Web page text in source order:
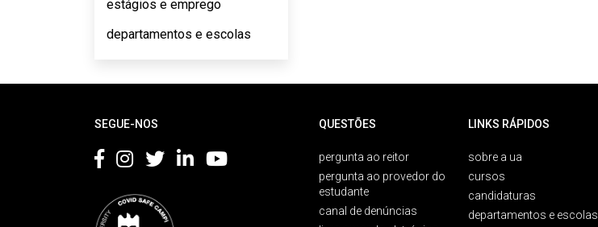
estágios e emprego
departamentos e escolas
SEGUE-NOS QUESTÕES
pergunta ao reitor
pergunta ao provedor do
estudante
canal de denúncias
LINKS RÁPIDOS
sobre a ua
cursos
candidaturas
departamentos e escolas